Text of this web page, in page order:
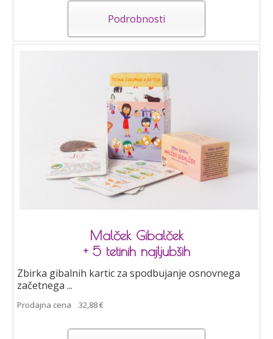
Podrobnosti
Malček Gibalček
+ 5 tetinih najljubših
Zbirka gibalnih kartic za spodbujanje osnovnega
začetnega ...
Prodajna cena 32,88 €